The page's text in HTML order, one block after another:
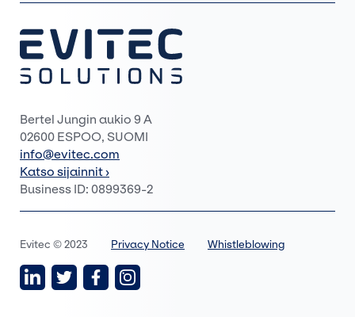
Bertel Jungin aukio 9 A
02600 ESPOO, SUOMI
info@evitec.com
Katso sijainnit ›
Business ID: 0899369-2
Evitec © 2023 Privacy Notice Whistleblowing